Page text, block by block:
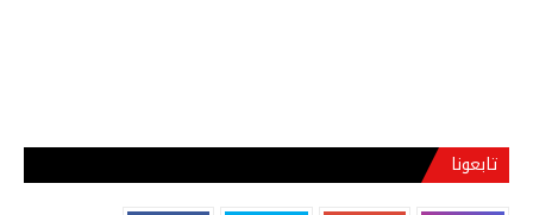
تابعونا